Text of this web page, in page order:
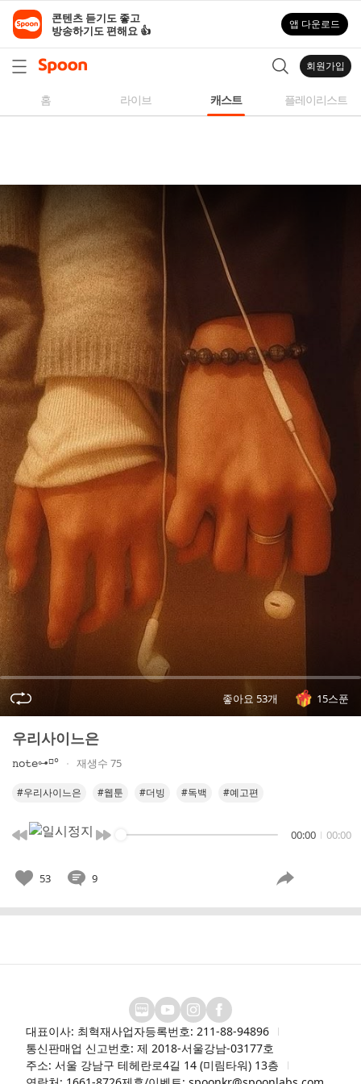
라
자
곡,
성
대
모
사
등
다
양
한
오
디
오
콘
텐
츠
를
들
어
보
세
요.
콘텐츠 듣기도 좋고
방송하기도 편해요 👍
앱 다운로드
회원가입
홈 라이브 캐스트 플레이리스트
좋아요 53개 15스푼
우리사이느은
𝚗𝚘𝚝𝚎⊶⸋° 재생수 75
#우리사이느은 #웹툰 #더빙 #독백 #예고편
00:00 00:00
53 9
대표이사: 최혁재사업자등록번호: 211-88-94896
통신판매업 신고번호: 제 2018-서울강남-03177호
주소: 서울 강남구 테헤란로4길 14 (미림타워) 13층